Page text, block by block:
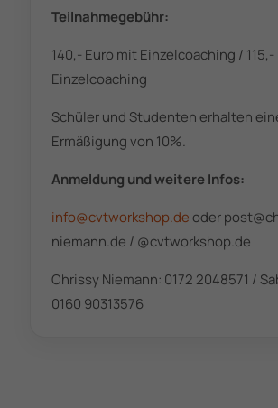
Teilnahmegebühr:
140,- Euro mit Einzelcoaching /
Einzelcoaching
Schüler und Studenten erhalten
Ermäßigung von 10%.
Anmeldung und weitere Infos:
info@cvtworkshop.deoder
niemann.de / @cvtworkshop.de
Chrissy Niemann: 0172 2048571 /
0160 90313576